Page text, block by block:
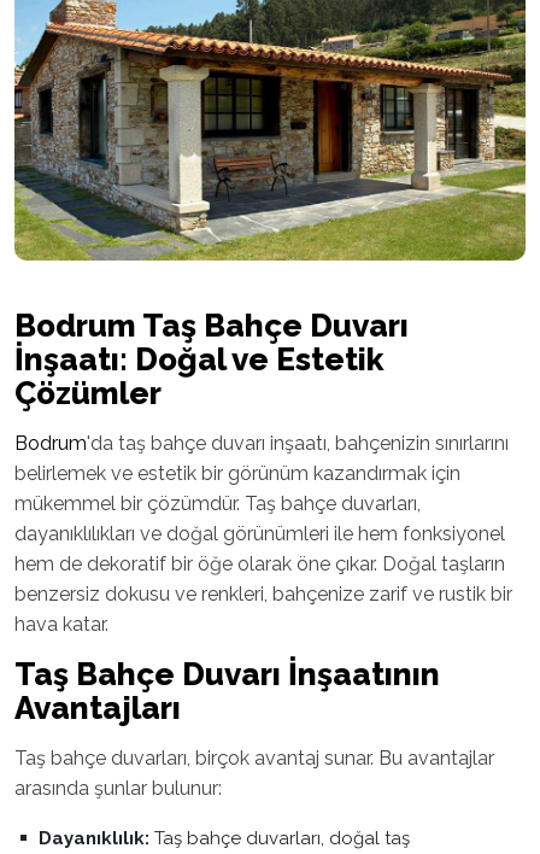
Bodrum Taş Bahçe Duvarı
İnşaatı: Doğal ve Estetik
Çözümler
Bodrum'da taş bahçe duvarı inşaatı, bahçenizin sınırlarını
belirlemek ve estetik bir görünüm kazandırmak için
mükemmel bir çözümdür. Taş bahçe duvarları,
dayanıklılıkları ve doğal görünümleri ile hem fonksiyonel
hem de dekoratif bir öğe olarak öne çıkar. Doğal taşların
benzersiz dokusu ve renkleri, bahçenize zarif ve rustik bir
hava katar.
Taş Bahçe Duvarı İnşaatının
Avantajları
Taş bahçe duvarları, birçok avantaj sunar. Bu avantajlar
arasında şunlar bulunur:
Dayanıklılık: Taş bahçe duvarları, doğal taş